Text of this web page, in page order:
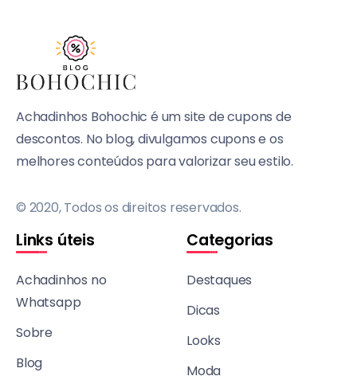
Achadinhos Bohochic é um site de cupons de
descontos. No blog, divulgamos cupons e os
melhores conteúdos para valorizar seu estilo.
© 2020, Todos os direitos reservados.
Links úteis
Achadinhos no
Whatsapp
Sobre
Blog
Categorias
Destaques
Dicas
Looks
Moda